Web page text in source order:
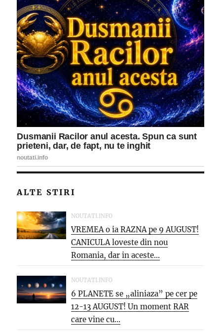
ALTE STIRI
NOUTATI.INFO
VREMEA o ia RAZNA pe 9 AUGUST!
CANICULA loveste din nou
Romania, dar in aceste...
NOUTATI.INFO
6 PLANETE se „aliniaza” pe cer pe
12-13 AUGUST! Un moment RAR
care vine cu...